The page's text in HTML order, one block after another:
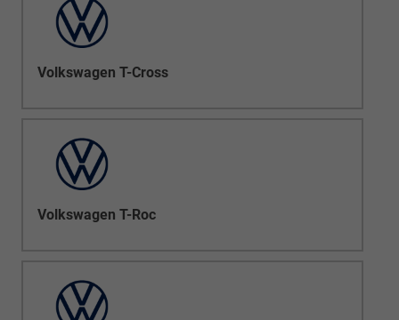
Volkswagen T-Cross
Volkswagen T-Roc